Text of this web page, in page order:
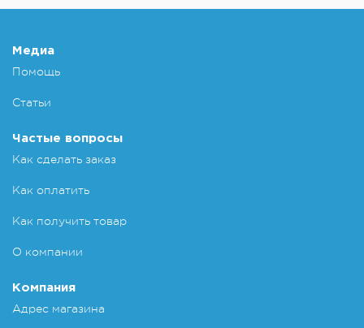
Медиа
Помощь
Статьи
Частые вопросы
Как сделать заказ
Как оплатить
Как получить товар
О компании
Компания
Адрес магазина